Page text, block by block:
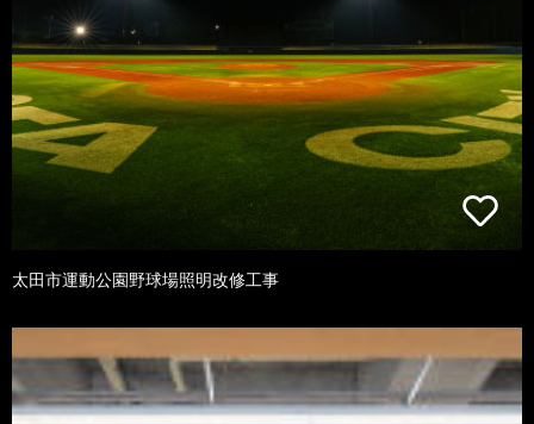
太田市運動公園野球場照明改修工事